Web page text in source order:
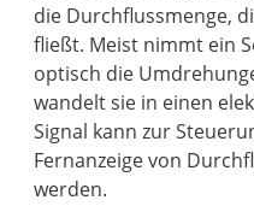
die Durchflussmenge,
fließt. Meist nimmt ein
optisch die
wandelt sie in einen
Signal kann zur
Fernanzeige von
werden.